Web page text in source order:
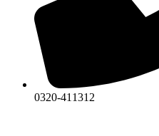
0320-411312